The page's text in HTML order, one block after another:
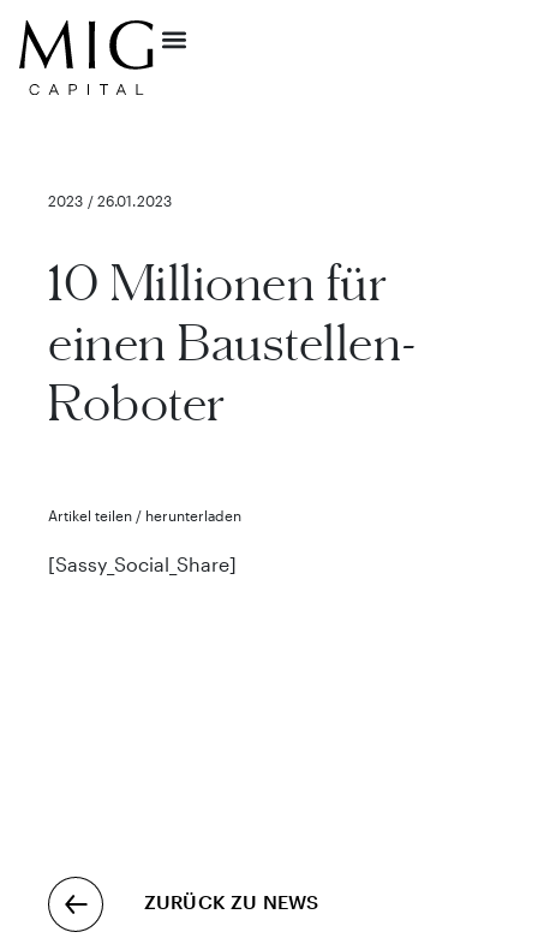
2023 / 26.01.2023
10 Millionen für
einen Baustellen-
Roboter
Artikel teilen / herunterladen
[Sassy_Social_Share]
ZURÜCK ZU NEWS